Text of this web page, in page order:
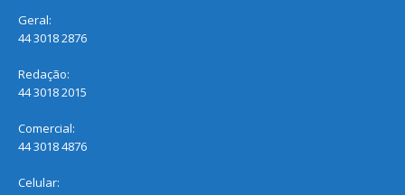
Geral:
44 3018 2876
Redação:
44 3018 2015
Comercial:
44 3018 4876
Celular: